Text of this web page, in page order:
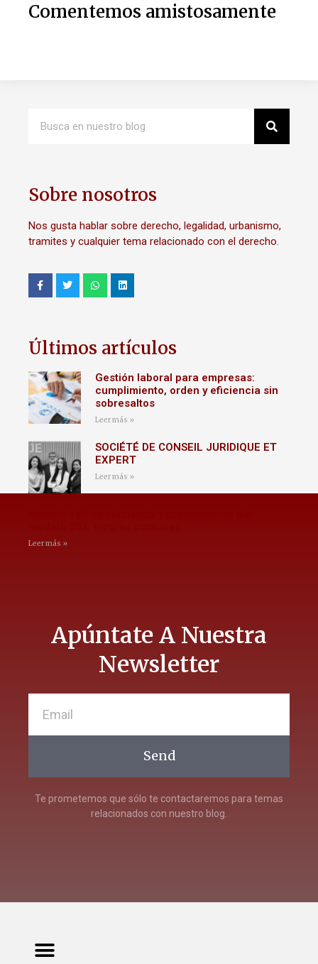
Comentemos amistosamente
Sobre nosotros
Nos gusta hablar sobre derecho, legalidad, urbanismo,
tramites y cualquier tema relacionado con el derecho.
Últimos artículos
Gestión laboral para empresas:
cumplimiento, orden y eficiencia sin
sobresaltos
Leer más »
SOCIÉTÉ DE CONSEIL JURIDIQUE ET
EXPERT
Leer más »
Leer más »
Apúntate A Nuestra
Newsletter
Send
Te prometemos que sólo te contactaremos para temas
relacionados con nuestro blog.